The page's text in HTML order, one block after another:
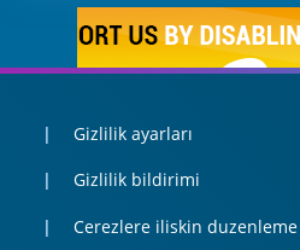
Gizlilik ayarları
Gizlilik bildirimi
Cerezlere iliskin duzenleme